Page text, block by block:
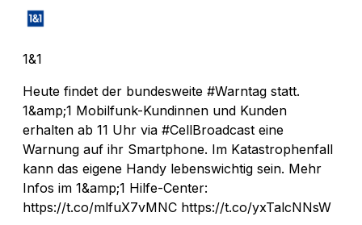
1&1
Heute findet der bundesweite #Warntag statt.
1&amp;1 Mobilfunk-Kundinnen und Kunden
erhalten ab 11 Uhr via #CellBroadcast eine
Warnung auf ihr Smartphone. Im Katastrophenfall
kann das eigene Handy lebenswichtig sein. Mehr
Infos im 1&amp;1 Hilfe-Center:
https://t.co/mlfuX7vMNC https://t.co/yxTalcNNsW